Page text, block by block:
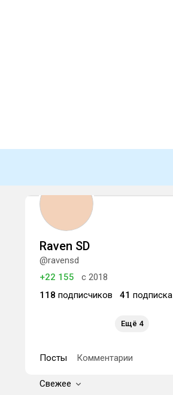
Raven SD
@ravensd
+22 155
с 2018
118 подписчиков 41 подписка
Ещё 4
Посты Комментарии
Свежее